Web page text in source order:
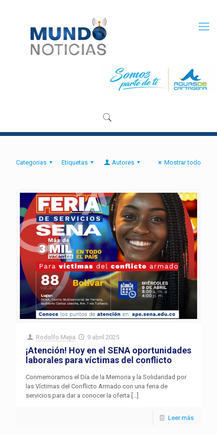
Categorias Etiquetas Autores Mostrar todo
Rodolfo Mejia 9 abril 2025
¡Atención! Hoy en el SENA oportunidades
laborales para víctimas del conflicto
Conmemoramos el Día de la Memoria y la Solidaridad por
las Víctimas del Conflicto Armado con una feria de
servicios para dar a conocer la oferta
Leer más